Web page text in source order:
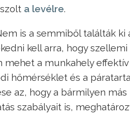
a levélre.
is a semmiből találták
kell arra, hogy
mehet a munkahely
hőmérséklet és a
az, hogy a bármilyen
szabályait is,